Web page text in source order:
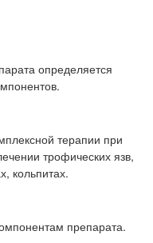
определяется
терапии при
трофических язв,
кольпитах.
препарата.